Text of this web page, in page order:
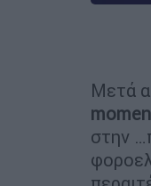
Μετά
στην